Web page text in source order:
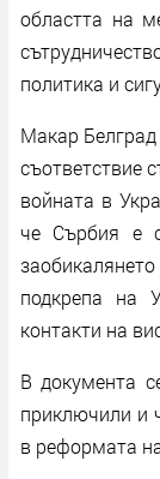
областта на
политика и
Макар Белград
съответствие
войната в
че Сърбия е
подкрепа на
контакти на
В документа
приключили и
в реформата